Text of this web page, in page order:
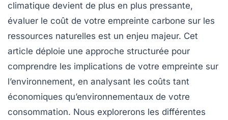
climatique devient de plus en plus pressante,
évaluer le coût de votre empreinte carbone sur les
ressources naturelles est un enjeu majeur. Cet
article déploie une approche structurée pour
comprendre les implications de votre empreinte sur
l’environnement, en analysant les coûts tant
économiques qu’environnementaux de votre
consommation. Nous explorerons les différentes